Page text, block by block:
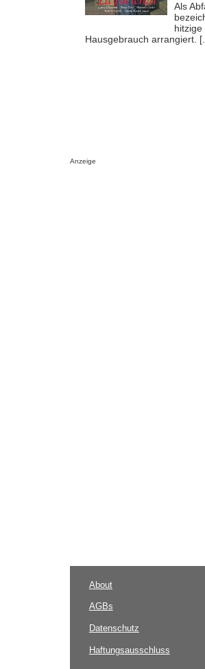
Als
Hausgebrauch arrangiert.
Anzeige
About
AGBs
Datenschutz
Haftungsausschluss